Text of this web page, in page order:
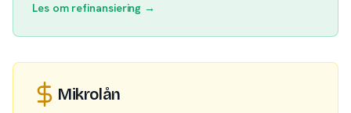
Les om refinansiering →
Mikrolån